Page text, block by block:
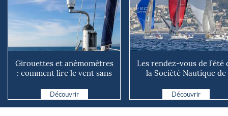
Girouettes et anémomètres
: comment lire le vent sans
Découvrir
Les rendez-vous de l’été
la Société Nautique de
Découvrir